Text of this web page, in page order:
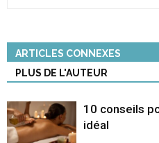
ARTICLES CONNEXES
PLUS DE L'AUTEUR
10 conseils
idéal